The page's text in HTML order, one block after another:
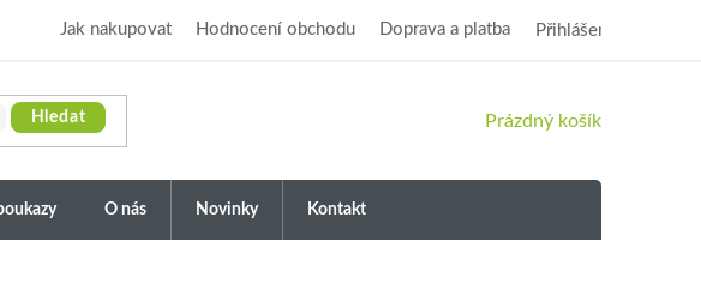
Jak nakupovat Hodnocení obchodu Doprava a platba Přihlášení
Hledat
NÁKUPNÍ
Prázdný košík
O nás Novinky Kontakt